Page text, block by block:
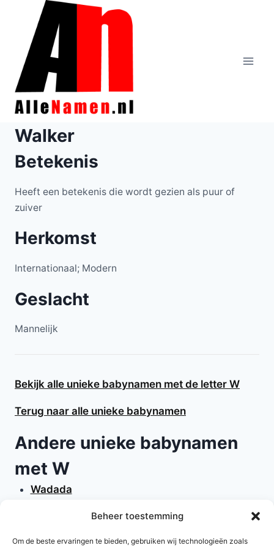
Beheer toestemming
Om de beste ervaringen te bieden, gebruiken wij technologieën zoals
Doorgaan
inhoud
Walker
Betekenis
Heeft een betekenis die wordt gezien als puur of
zuiver
Herkomst
Internationaal; Modern
Geslacht
Mannelijk
Bekijk alle unieke babynamen met de letter W
Terug naar alle unieke babynamen
Andere unieke babynamen
met W
Wadada
Wein